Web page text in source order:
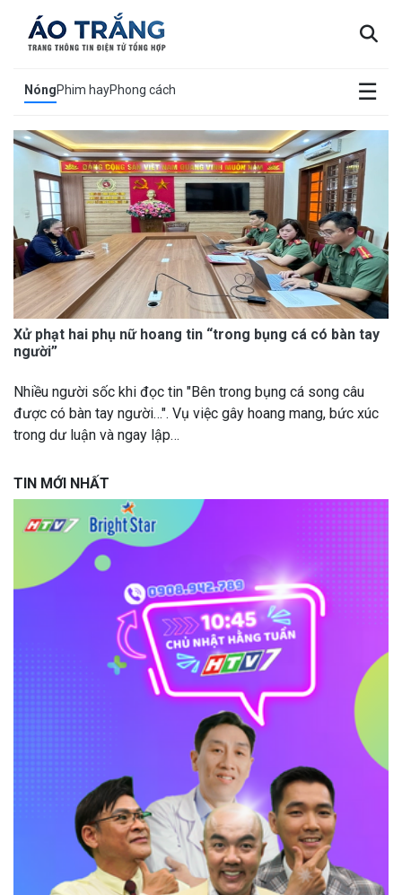
NóngPhim hayPhong cách ☰
×
Xử phạt hai phụ nữ hoang tin “trong bụng cá có bàn tay
người”
Nhiều người sốc khi đọc tin "Bên trong bụng cá song câu
được có bàn tay người…". Vụ việc gây hoang mang, bức xúc
trong dư luận và ngay lập…
TIN MỚI NHẤT